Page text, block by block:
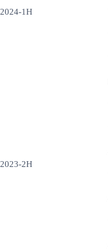
2024-1H
2023-2H